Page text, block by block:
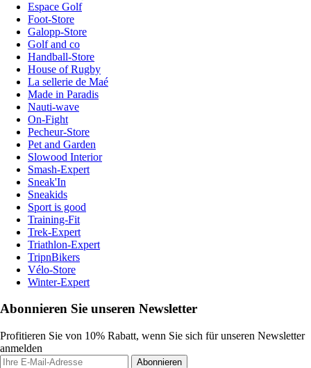
Espace Golf
Foot-Store
Galopp-Store
Golf and co
Handball-Store
House of Rugby
La sellerie de Maé
Made in Paradis
Nauti-wave
On-Fight
Pecheur-Store
Pet and Garden
Slowood Interior
Smash-Expert
Sneak'In
Sneakids
Sport is good
Training-Fit
Trek-Expert
Triathlon-Expert
TripnBikers
Vélo-Store
Winter-Expert
Abonnieren Sie unseren Newsletter
Profitieren Sie von 10% Rabatt, wenn Sie sich für unseren Newsletter
anmelden
Abonnieren